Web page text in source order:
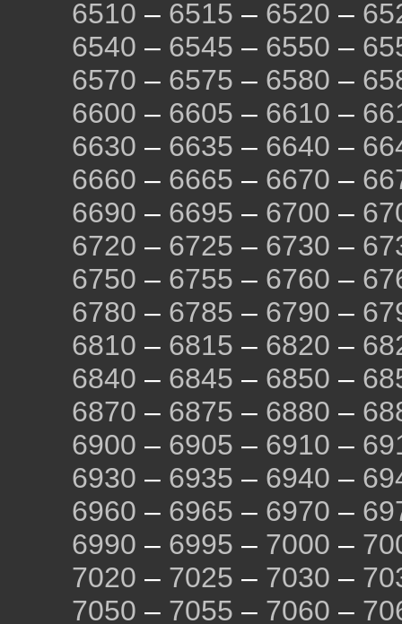
6510 – 6515 – 6520 –
6540 – 6545 – 6550 –
6570 – 6575 – 6580 –
6600 – 6605 – 6610 –
6630 – 6635 – 6640 –
6660 – 6665 – 6670 –
6690 – 6695 – 6700 –
6720 – 6725 – 6730 –
6750 – 6755 – 6760 –
6780 – 6785 – 6790 –
6810 – 6815 – 6820 –
6840 – 6845 – 6850 –
6870 – 6875 – 6880 –
6900 – 6905 – 6910 –
6930 – 6935 – 6940 –
6960 – 6965 – 6970 –
6990 – 6995 – 7000 –
7020 – 7025 – 7030 –
7050 – 7055 – 7060 –